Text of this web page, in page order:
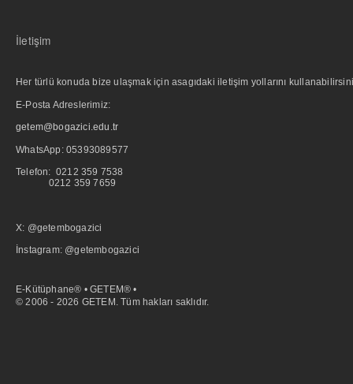
İletişim
Her türlü konuda bize ulaşmak için asagıdaki iletişim yollarını
E-Posta Adreslerimiz:
getem@bogazici.edu.tr
WhatsApp: 05393089577
Telefon: 0212 359 7538
0212 359 7659
X: @getembogazici
İnstagram: @getembogazici
E-Kütüphane® • GETEM® •
© 2006 - 2026 GETEM. Tüm hakları saklıdır.